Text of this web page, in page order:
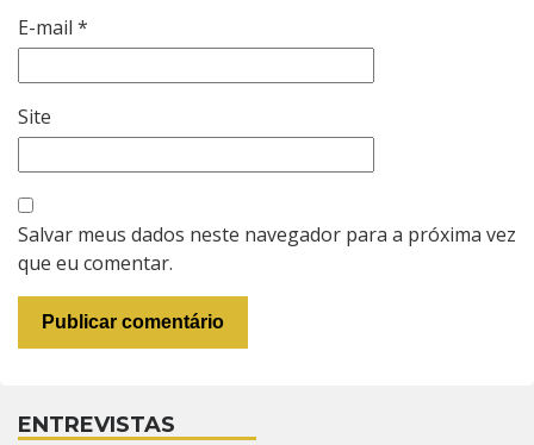
E-mail *
Site
Salvar meus dados neste navegador para a próxima vez
que eu comentar.
ENTREVISTAS